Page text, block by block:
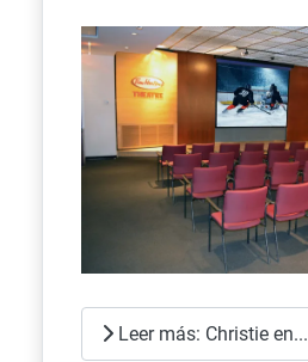
Leer más: Christie en...